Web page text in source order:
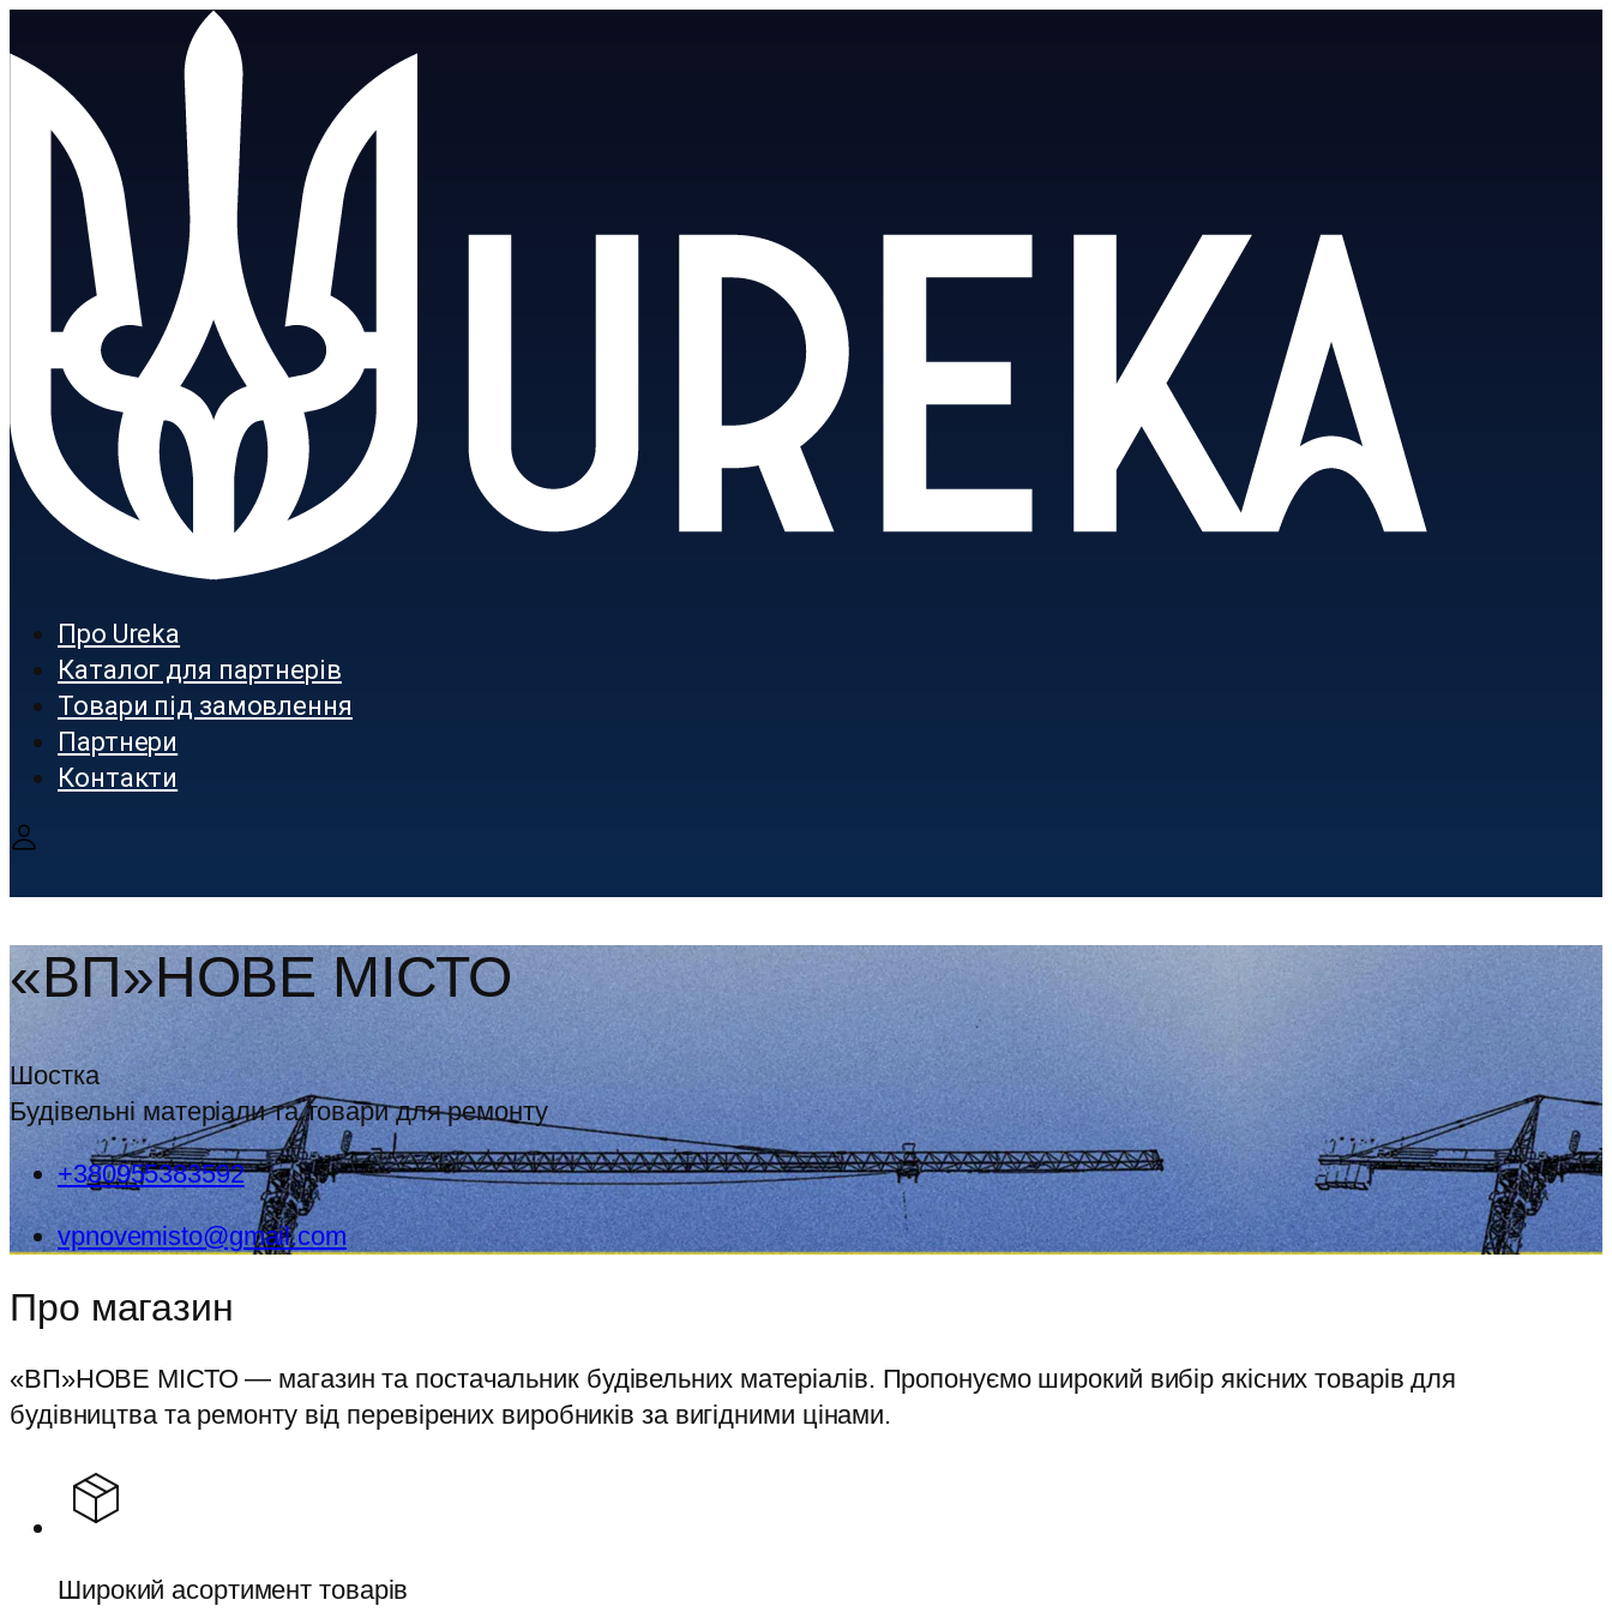
Про Ureka
Каталог для партнерів
Товари під замовлення
Партнери
Контакти
«ВП»НОВЕ МІСТО
Шостка
Будівельні матеріали та товари для ремонту
+380955383592
vpnovemisto@gmail.com
Про магазин
«ВП»НОВЕ МІСТО — магазин та постачальник будівельних матеріалів. Пропонуємо широкий вибір якісних товарів для
будівництва та ремонту від перевірених виробників за вигідними цінами.
Широкий асортимент товарів